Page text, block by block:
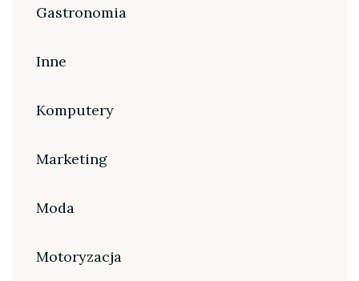
Gastronomia
Inne
Komputery
Marketing
Moda
Motoryzacja